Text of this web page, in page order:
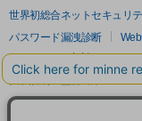
世界初総合ネットセキュリ
パスワード漏洩診断
セキュリティ相談AIチャッ
実在証明・盗聴対策
サイバー攻撃対策（GMOサ